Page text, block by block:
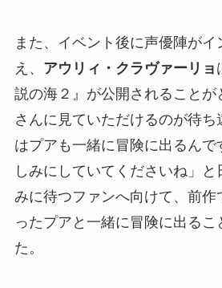
また、イベント後に声優陣が
え、 アウリィ・クラヴァーリョ
説の海２』が公開されることが
さんに見ていただけるのが待ち
はプアも一緒に冒険に出るんで
しみにしていてくださいね」と
みに待つファンへ向けて、前作
ったプアと一緒に冒険に出るこ
た。